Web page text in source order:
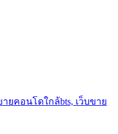
คอนโดใกล้bts, เว็บขาย